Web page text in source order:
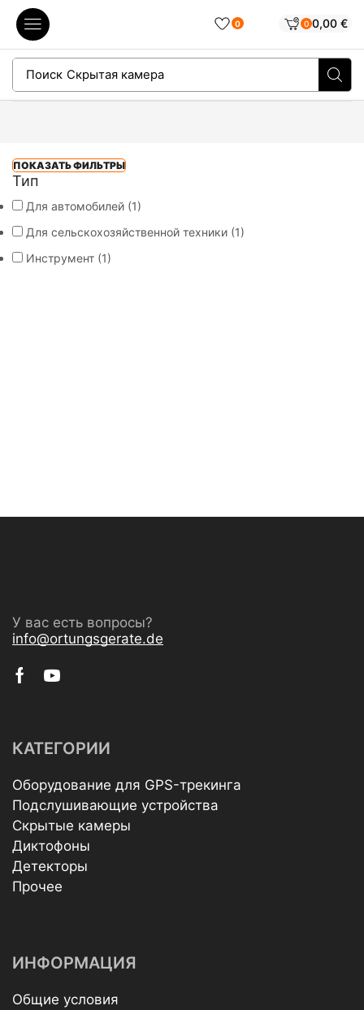
0 0 0,00 €
Поиск Скрытая камера
ПОКАЗАТЬ ФИЛЬТРЫ
Тип
Для автомобилей (1)
Для сельскохозяйственной техники (1)
Инструмент (1)
У вас есть вопросы?
info@ortungsgerate.de
КАТЕГОРИИ
Оборудование для GPS-трекинга
Подслушивающие устройства
Скрытые камеры
Диктофоны
Детекторы
Прочее
ИНФОРМАЦИЯ
Общие условия